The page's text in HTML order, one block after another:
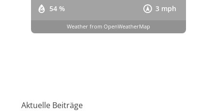
54 % 3 mph
Weather from OpenWeatherMap
Aktuelle Beiträge